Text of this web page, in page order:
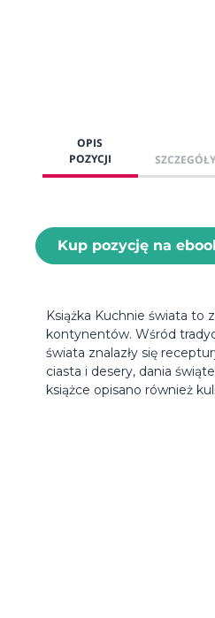
OPIS
POZYCJI
SZCZEGÓŁY
Kup pozycję na
Książka Kuchnie świata to
kontynentów. Wśród
świata znalazły się
ciasta i desery, dania
książce opisano również